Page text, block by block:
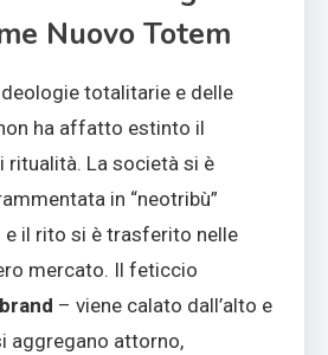
Nuovo Totem
totalitarie e delle
ha affatto estinto il
ritualità. La società si è
in “neotribù”
il rito si è trasferito nelle
mercato. Il feticcio
– viene calato dall’alto e
aggregano attorno,